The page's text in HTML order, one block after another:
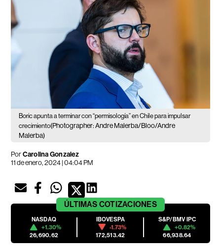
Boric apunta a terminar con “permisología” en Chile para impulsar
crecimiento(Photographer: Andre Malerba/Bloo/Andre
Malerba)
PorCarolina Gonzalez
11 de enero, 2024 | 04:04 PM
ÚLTIMAS COTIZACIONES
NASDAQ
+1.30%
26,690.62
IBOVESPA
-1.73%
172,513.42
S&P/BMV IPC
+0.82%
66,938.64